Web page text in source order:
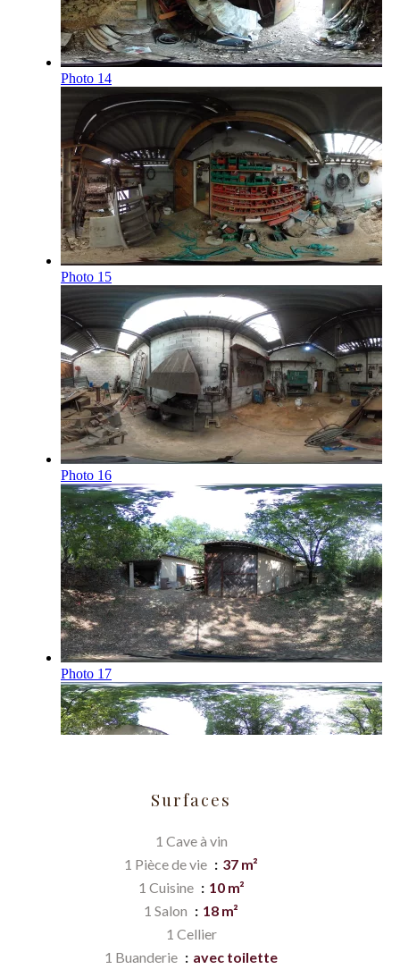
Surfaces
1 Cave à vin
1 Pièce de vie
37 m²
1 Cuisine
10 m²
1 Salon
18 m²
1 Cellier
1 Buanderie
avec toilette